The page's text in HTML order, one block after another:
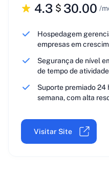
4.3 $ 30.00 /
Hospedagem
empresas em
Segurança de nível
de tempo de atividade
Suporte premiado 24
semana, com alta
Visitar Site